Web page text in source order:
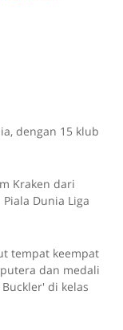
dengan 15 klub
Kraken dari
Dunia Liga
tempat keempat
dan medali
di kelas